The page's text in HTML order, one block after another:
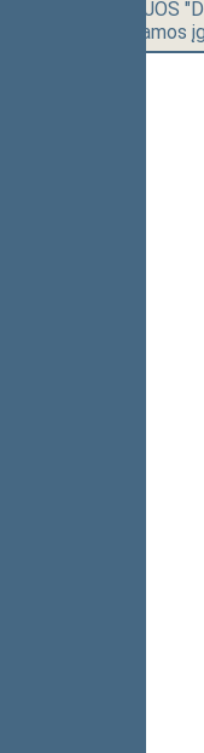
Seimo REZOLIUCIJOS
Vyriausybės programos